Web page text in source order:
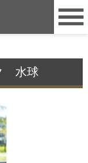
水球